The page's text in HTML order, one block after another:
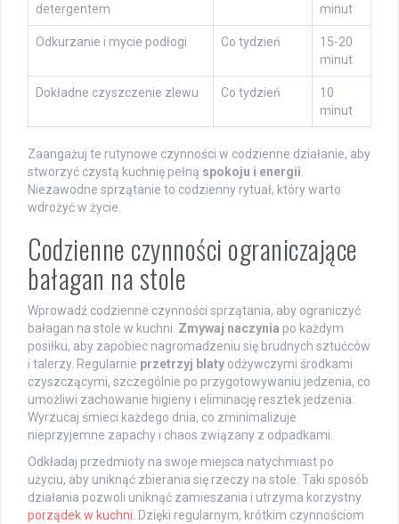
detergentem
minut
Odkurzanie i mycie podłogi Co tydzień
15-20
minut
Dokładne czyszczenie zlewu Co tydzień
10
minut
Zaangażuj te rutynowe czynności w codzienne działanie, aby
stworzyć czystą kuchnię pełną spokoju i energii.
Niezawodne sprzątanie to codzienny rytuał, który warto
wdrożyć w życie.
Codzienne czynności ograniczające
bałagan na stole
Wprowadź codzienne czynności sprzątania, aby ograniczyć
bałagan na stole w kuchni. Zmywaj naczynia po każdym
posiłku, aby zapobiec nagromadzeniu się brudnych sztućców
i talerzy. Regularnie przetrzyj blaty odżywczymi środkami
czyszczącymi, szczególnie po przygotowywaniu jedzenia, co
umożliwi zachowanie higieny i eliminację resztek jedzenia.
Wyrzucaj śmieci każdego dnia, co zminimalizuje
nieprzyjemne zapachy i chaos związany z odpadkami.
Odkładaj przedmioty na swoje miejsca natychmiast po
użyciu, aby uniknąć zbierania się rzeczy na stole. Taki sposób
działania pozwoli uniknąć zamieszania i utrzyma korzystny
porządek w kuchni. Dzięki regularnym, krótkim czynnościom